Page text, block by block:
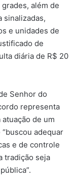
além de
sinalizadas,
e unidades de
de
diária de R$ 20
Senhor do
representa
de um
adequar
e de controle
tradição seja